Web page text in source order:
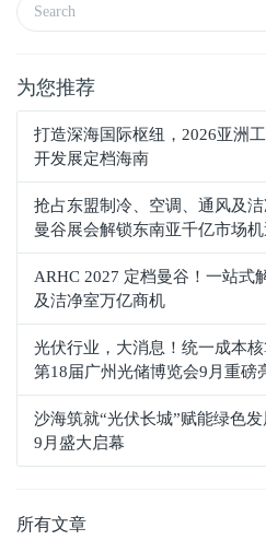
为您推荐
打造深海国际枢纽，2026亚洲
开发展定档海南
抢占东盟制冷、空调、通风及
曼谷展会解锁东南亚千亿市场机
ARHC 2027 定档曼谷！一站式
及洁净室万亿商机
光伏行业，大消息！统一成本
第18届广州光储博览会9月重磅
沙海筑就“光伏长城”赋能绿色
9月盛大启幕
所有文章